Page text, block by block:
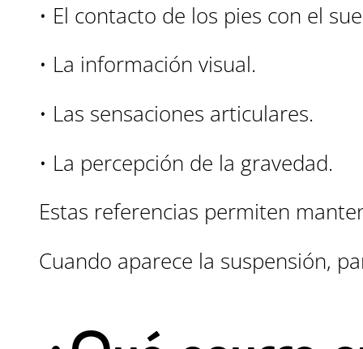
• El contacto de los pies con el
• La información visual.
• Las sensaciones articulares.
• La percepción de la gravedad.
Estas referencias permiten
Cuando aparece la suspensión,